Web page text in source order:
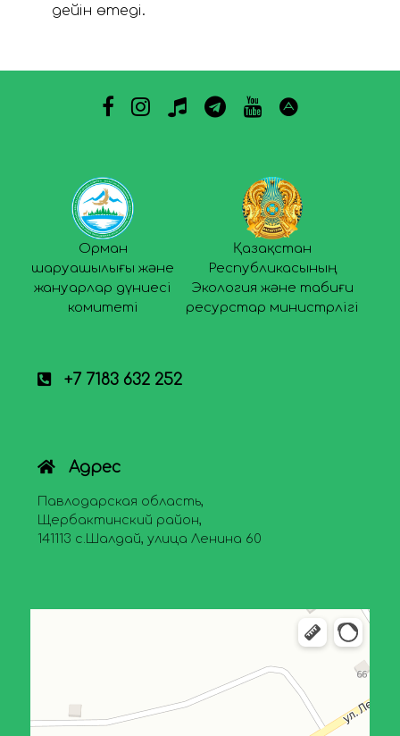
дейін өтеді.
Орман
шаруашылығы және
жануарлар дүниесі
комитеті
Қазақстан
Республикасының
Экология және табиғи
ресурстар министрлігі
+7 7183 632 252
Адрес
Павлодарская область,
Щербактинский район,
141113 с.Шалдай, улица Ленина 60